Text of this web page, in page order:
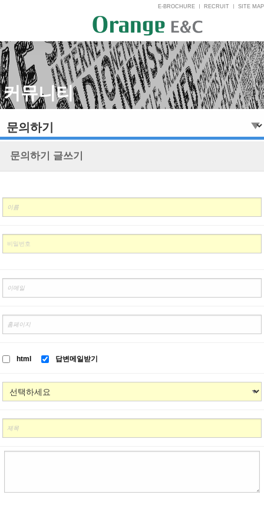
E-BROCHURE RECRUIT SITE MAP
커뮤니티
문의하기 글쓰기
html 답변메일받기